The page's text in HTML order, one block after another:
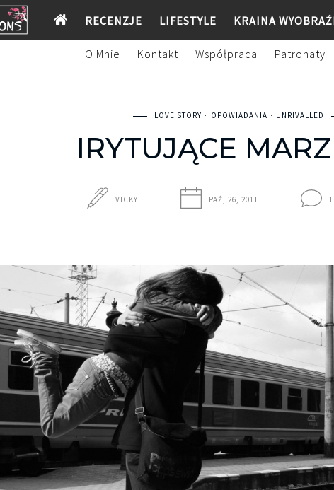
RECENZJE LIFESTYLE KRAINA
O Mnie Kontakt Współpraca Patronaty
LOVE STORY OPOWIADANIA UNRIVALLED
IRYTUJĄCE
VICKY PAŹ, 26, 2011